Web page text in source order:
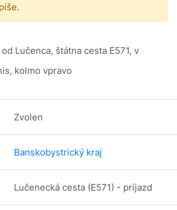
Lučenca, štátna cesta E571, v
kolmo vpravo
Zvolen
Banskobystrický kraj
Lučenecká cesta (E571) - príjazd